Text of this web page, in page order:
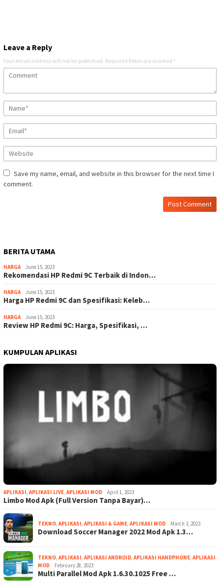
Leave a Reply
Your email address will not be published. Required fields are marked *
Save my name, email, and website in this browser for the next time I
comment.
BERITA UTAMA
HARGA June 15, 2023
Rekomendasi HP Redmi 9C Terbaik di Indon…
HARGA June 15, 2023
Harga HP Redmi 9C dan Spesifikasi: Keleb…
HARGA June 15, 2023
Review HP Redmi 9C: Harga, Spesifikasi, …
KUMPULAN APLIKASI
APLIKASI, APLIKASI LIVE, APLIKASI MOD April 1, 2023
Limbo Mod Apk (Full Version Tanpa Bayar)…
TEKNO, APLIKASI, APLIKASI & GAME, APLIKASI MOD March 3, 2023
Download Soccer Manager 2022 Mod Apk 1.3…
TEKNO, APLIKASI, APLIKASI ANDROID, APLIKASI HANDPHONE, APLIKASI
MOD
February 28, 2023
Multi Parallel Mod Apk 1.6.30.1025 Free …